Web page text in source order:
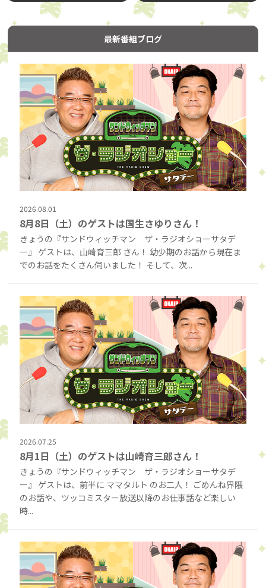
最新番組ブログ
2026.08.01
8月8日（土）のゲストは国生さゆりさん！
きょうの『サンドウィッチマン ザ・ラジオショーサタデ
ー』 ゲストは、山崎育三郎 さん！ 幼少期のお話から現在ま
でのお話をたくさん伺いました！ そして、次...
2026.07.25
8月1日（土）のゲストは山崎育三郎さん！
きょうの『サンドウィッチマン ザ・ラジオショーサタデ
ー』 ゲストは、前半に ママタルト のお二人！ ごめんね界隈
のお話や、ツッコミスター放送以降のお仕事話など楽しい
時...